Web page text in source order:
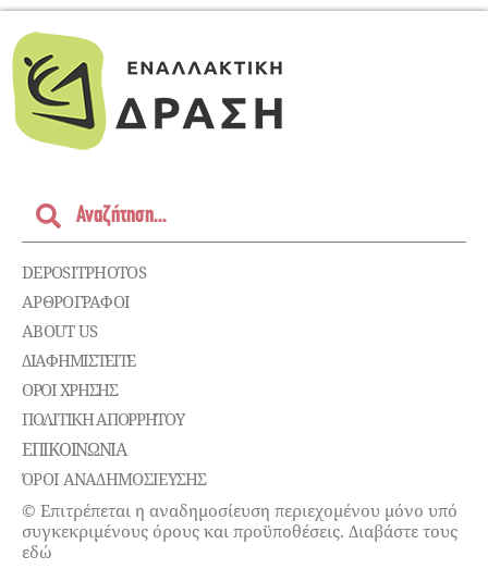
DEPOSITPHOTOS
ΑΡΘΡΟΓΡΑΦΟΙ
ABOUT US
ΔΙΑΦΗΜΙΣΤΕΊΤΕ
ΌΡΟΙ ΧΡΉΣΗΣ
ΠΟΛΙΤΙΚΉ ΑΠΟΡΡΉΤΟΥ
ΕΠΙΚΟΙΝΩΝΊΑ
ΌΡΟΙ ΑΝΑΔΗΜΟΣΙΕΥΣΗΣ
© Επιτρέπεται η αναδημοσίευση περιεχομένου μόνο υπό
συγκεκριμένους όρους και προϋποθέσεις. Διαβάστε τους
εδώ